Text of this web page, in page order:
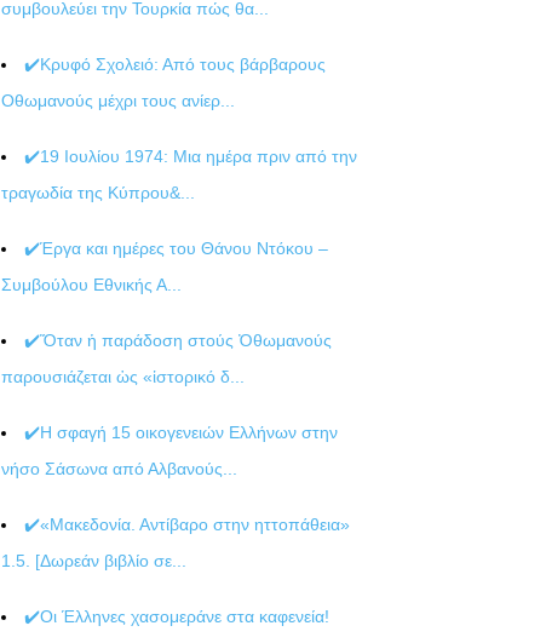
συμβουλεύει την Τουρκία πώς θα...
✔️Κρυφό Σχολειό: Από τους βάρβαρους
Οθωμανούς μέχρι τους ανίερ...
✔️19 Ιουλίου 1974: Μια ημέρα πριν από την
τραγωδία της Κύπρου&...
✔️Έργα και ημέρες του Θάνου Ντόκου –
Συμβούλου Εθνικής Α...
✔️Ὅταν ἡ παράδοση στούς Ὀθωμανούς
παρουσιάζεται ὡς «ἱστορικό δ...
✔️Η σφαγή 15 οικογενειών Ελλήνων στην
νήσο Σάσωνα από Αλβανούς...
✔️«Μακεδονία. Αντίβαρο στην ηττοπάθεια»
1.5. [Δωρεάν βιβλίο σε...
✔️Οι Έλληνες χασομεράνε στα καφενεία!